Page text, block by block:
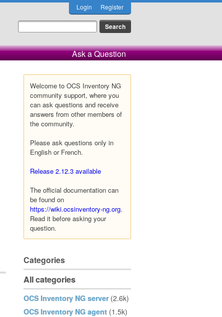
Login Register
Ask a Question
Welcome to OCS Inventory NG
community support, where you
can ask questions and receive
answers from other members of
the community.
Please ask questions only in
English or French.
Release 2.12.3 available
The official documentation can
be found on
https://wiki.ocsinventory-ng.org.
Read it before asking your
question.
Categories
All categories
OCS Inventory NG server (2.6k)
OCS Inventory NG agent (1.5k)